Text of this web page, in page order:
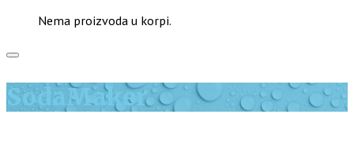
Nema proizvoda u korpi.
SodaMaker